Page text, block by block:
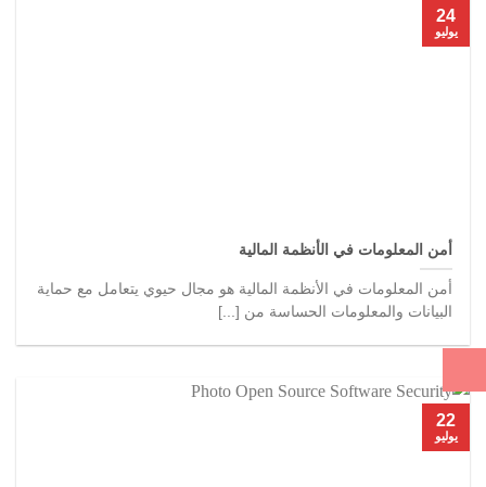
أمن المعلومات في الأنظمة المالية
أمن المعلومات في الأنظمة المالية هو مجال حيوي يتعامل مع حماية
البيانات والمعلومات الحساسة من [...]
24
يوليو
22
يوليو